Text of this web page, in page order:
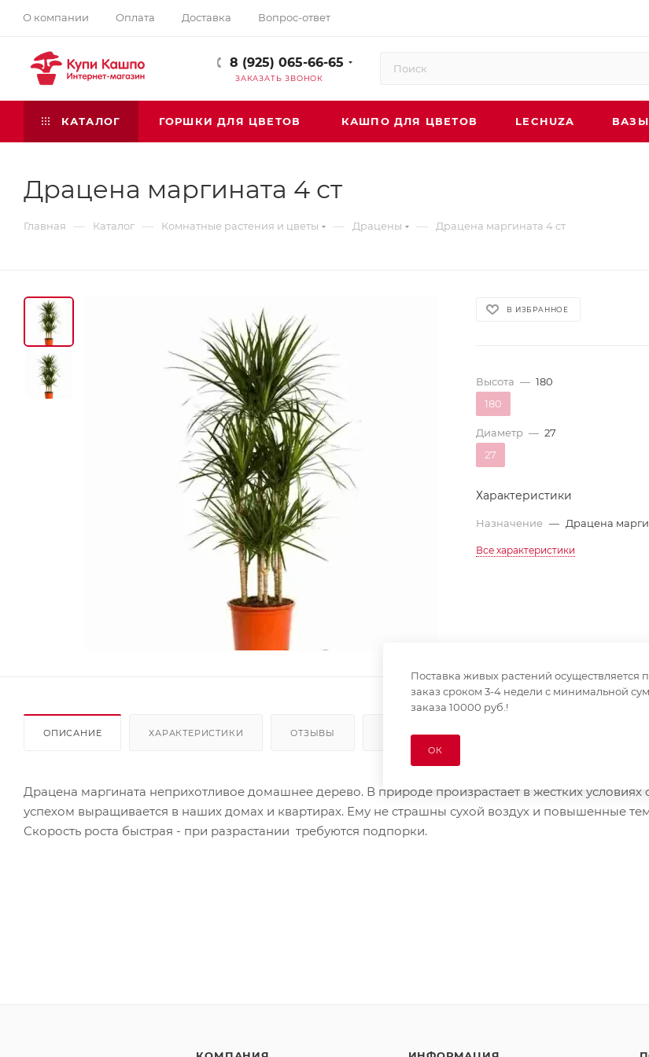
О компании Оплата Доставка Вопрос-ответ
8 (925) 065-66-65
ЗАКАЗАТЬ ЗВОНОК
КАТАЛОГ ГОРШКИ ДЛЯ ЦВЕТОВ КАШПО ДЛЯ ЦВЕТОВ LECHUZA
Драцена маргината 4 ст
Главная — Каталог — Комнатные растения и цветы — Драцены — Драцена маргината 4 ст
В ИЗБРАННОЕ
Высота — 180
180
Диаметр — 27
27
Характеристики
Назначение — Драцена
Все характеристики
ОПИСАНИЕ ХАРАКТЕРИСТИКИ ОТЗЫВЫ КАК КУПИТЬ
Драцена маргината неприхотливое домашнее дерево. В природе произрастает в жестких условиях
успехом выращивается в наших домах и квартирах. Ему не страшны сухой воздух и повышенные
Скорость роста быстрая - при разрастании требуются подпорки.
Поставка живых растений осуществляется
заказ сроком 3-4 недели с минимальной
заказа 10000 руб.!
ОК